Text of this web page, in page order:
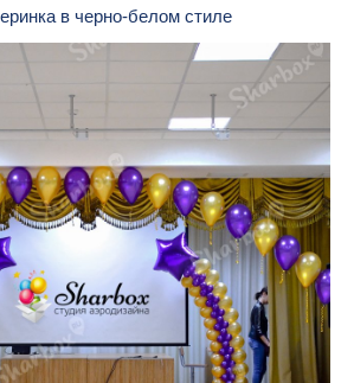
в черно-белом стиле